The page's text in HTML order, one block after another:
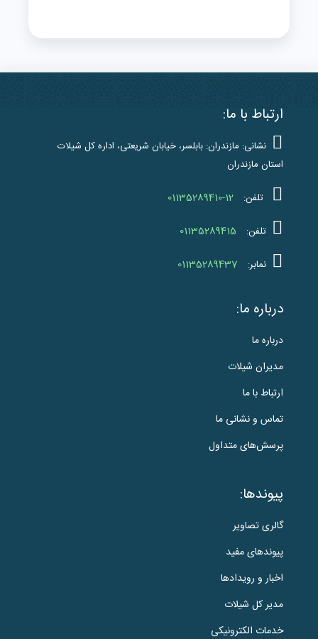
ارتباط با ما:
نشانی: مازندران: بابلسر، خیابان شریعتی، اداره کل شیلات
استان مازندران
تلفن: 01135289410-12
تلفن: 01135289415
نمابر: 01135289437
درباره ما:
درباره ما
مدیران شیلات
ارتباط با ما
تماس و نشانی ما
پرسش‌های متداول
پیوندها:
گالری تصاویر
پیوندهای مفید
اخبار و رویدادها
مدیر کل شیلات
خدمات الکترونیکی